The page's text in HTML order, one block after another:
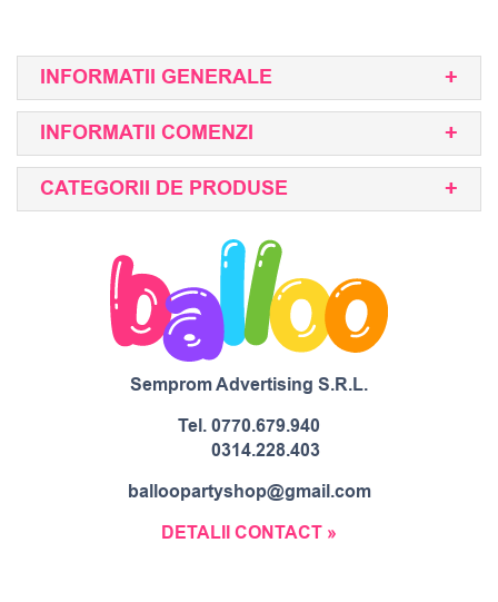
INFORMATII GENERALE
INFORMATII COMENZI
CATEGORII DE PRODUSE
Semprom Advertising S.R.L.
Tel.0770.679.940
0314.228.403
balloopartyshop@gmail.com
DETALII CONTACT »